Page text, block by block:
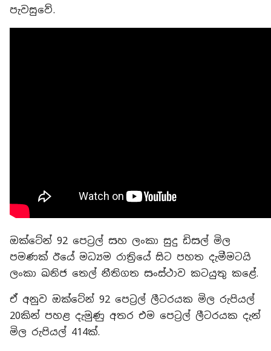
පැවසුවේ.
ඔක්ටේන් 92 පෙට්‍රල් සහ ලංකා සුදු ඩිසල් මිල
පමණක් ඊයේ මධ්‍යම රාත්‍රියේ සිට පහත දැමීමටයි
ලංකා ඛනිජ තෙල් නීතිගත සංස්ථාව කටයුතු කළේ.
ඒ අනුව ඔක්ටේන් 92 පෙට්‍රල් ලීටරයක මිල රුපියල්
20කින් පහළ දැමුණු අතර එම පෙට්‍රල් ලීටරයක දැන්
මිල රුපියල් 414ක්.